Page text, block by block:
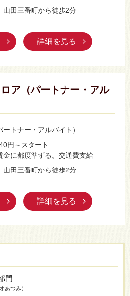
田三番町から徒歩2分
詳細を見る
ア（パートナー・アル
ートナー・アルバイト）
円～スタート
に都度準ずる。交通費支給
田三番町から徒歩2分
詳細を見る
門
あつみ）